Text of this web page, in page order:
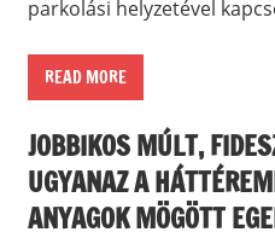
parkolási helyzetével
READ MORE
JOBBIKOS MÚLT,
UGYANAZ A
ANYAGOK MÖGÖTT